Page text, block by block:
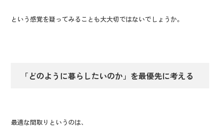
という感覚を疑ってみることも大大切ではないでしょうか。
「どのように暮らしたいのか」を最優先に考える
最適な間取りというのは、